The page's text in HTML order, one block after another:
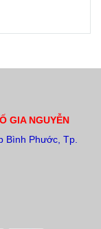
GIA NGUYỄN
Bình Phước, Tp.